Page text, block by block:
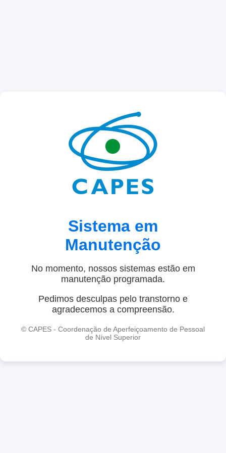
Sistema em
Manutenção
No momento, nossos sistemas estão em
manutenção programada.
Pedimos desculpas pelo transtorno e
agradecemos a compreensão.
© CAPES - Coordenação de Aperfeiçoamento de Pessoal
de Nível Superior